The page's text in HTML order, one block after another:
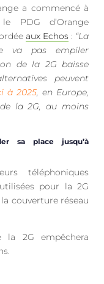
a commencé à
PDG d’Orange
aux Echos : “La
va pas empiler
de la 2G baisse
peuvent
à 2025, en Europe,
la 2G, au moins
sa place jusqu’à
téléphoniques
pour la 2G
couverture réseau
la 2G empêchera